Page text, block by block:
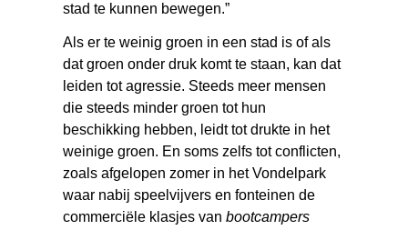
stad te kunnen bewegen.”
Als er te weinig groen in een stad is of als
dat groen onder druk komt te staan, kan dat
leiden tot agressie. Steeds meer mensen
die steeds minder groen tot hun
beschikking hebben, leidt tot drukte in het
weinige groen. En soms zelfs tot conflicten,
zoals afgelopen zomer in het Vondelpark
waar nabij speelvijvers en fonteinen de
commerciële klasjes vanbootcampers